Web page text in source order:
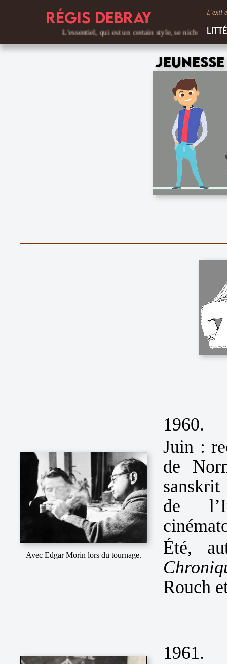
Régis Debray L'exil
L'essentiel, qui est un certain style, se niche dans les
Avec Edgar Morin lors du tournage.
1960.
Juin :
de
sanskrit
de
Été,
Rouch
1961.